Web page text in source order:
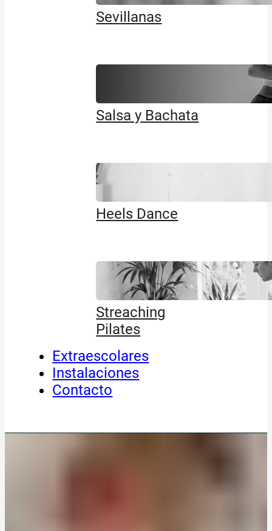
Sevillanas
Salsa y Bachata
Heels Dance
Streaching
Pilates
Extraescolares
Instalaciones
Contacto